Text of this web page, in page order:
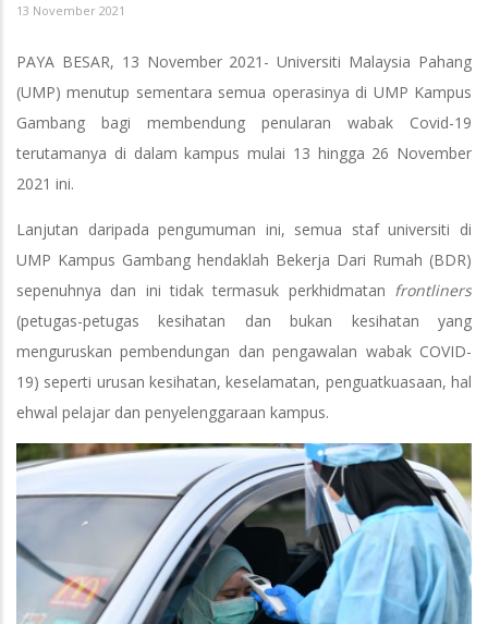
13 November 2021
PAYA BESAR, 13 November 2021- Universiti Malaysia Pahang
(UMP) menutup sementara semua operasinya di UMP Kampus
Gambang bagi membendung penularan wabak Covid-19
terutamanya di dalam kampus mulai 13 hingga 26 November
2021 ini.
Lanjutan daripada pengumuman ini, semua staf universiti di
UMP Kampus Gambang hendaklah Bekerja Dari Rumah (BDR)
sepenuhnya dan ini tidak termasuk perkhidmatan frontliners
(petugas-petugas kesihatan dan bukan kesihatan yang
menguruskan pembendungan dan pengawalan wabak COVID-
19) seperti urusan kesihatan, keselamatan, penguatkuasaan, hal
ehwal pelajar dan penyelenggaraan kampus.